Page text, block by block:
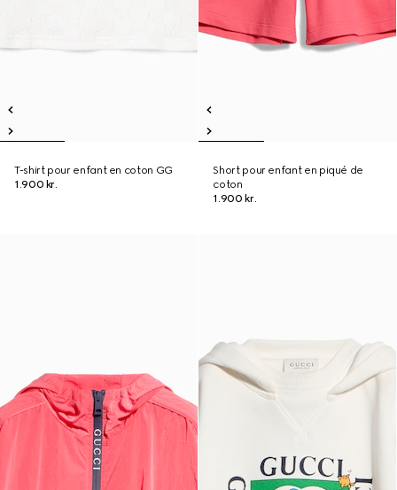
T-shirt pour enfant en coton GG
1.900 kr.
Short pour enfant en piqué de
coton
1.900 kr.